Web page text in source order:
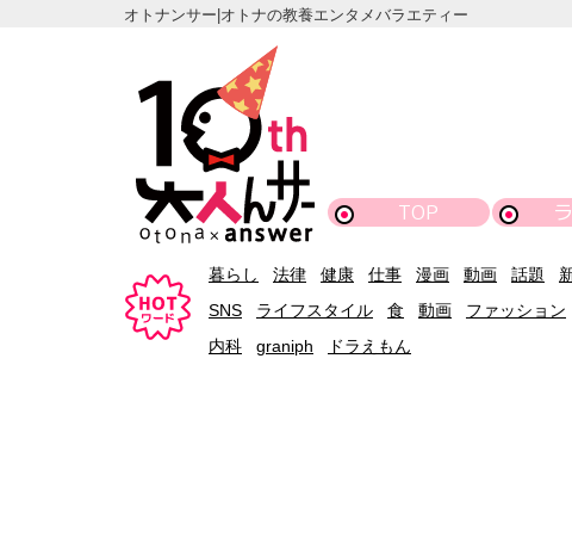
オトナンサー|オトナの教養エンタメバラエティー
TOP
暮らし 法律 健康 仕事 漫画 動画 話題
SNS
ライフスタイル 食 動画 ファッション
内科
graniph ドラえもん